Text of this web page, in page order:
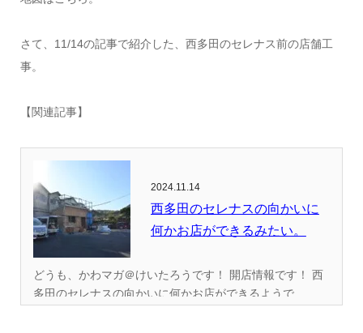
さて、11/14の記事で紹介した、西多田のセレナス前の店舗工
事。
【関連記事】
2024.11.14
西多田のセレナスの向かいに
何かお店ができるみたい。
どうも、かわマガ＠けいたろうです！ 開店情報です！ 西
多田のセレナスの向かいに何かお店ができるようで...